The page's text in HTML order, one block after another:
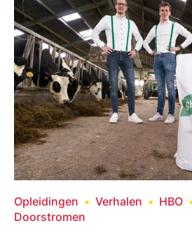
Opleidingen Verhalen HBO
Doorstromen